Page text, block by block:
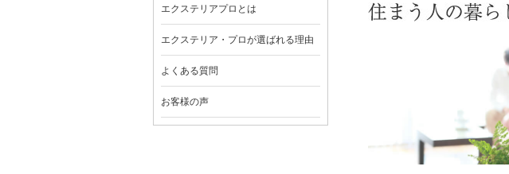
エクステリアプロとは
エクステリア・プロが選ばれる理由
よくある質問
お客様の声